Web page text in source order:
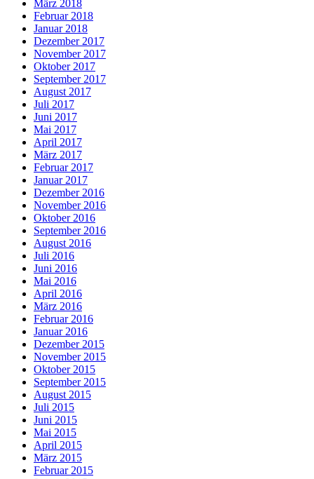
März 2018
Februar 2018
Januar 2018
Dezember 2017
November 2017
Oktober 2017
September 2017
August 2017
Juli 2017
Juni 2017
Mai 2017
April 2017
März 2017
Februar 2017
Januar 2017
Dezember 2016
November 2016
Oktober 2016
September 2016
August 2016
Juli 2016
Juni 2016
Mai 2016
April 2016
März 2016
Februar 2016
Januar 2016
Dezember 2015
November 2015
Oktober 2015
September 2015
August 2015
Juli 2015
Juni 2015
Mai 2015
April 2015
März 2015
Februar 2015